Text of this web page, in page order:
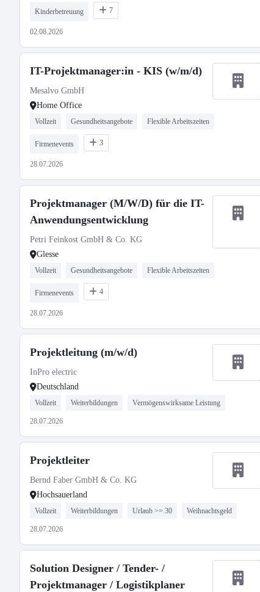
Kinderbetreuung 7
02.08.2026
IT-Projektmanager:in - KIS (w/m/d)
Mesalvo GmbH
Home Office
Vollzeit Gesundheitsangebote Flexible Arbeitszeiten
Firmenevents 3
28.07.2026
Projektmanager (M/W/D) für die IT-
Anwendungsentwicklung
Petri Feinkost GmbH & Co. KG
Glesse
Vollzeit Gesundheitsangebote Flexible Arbeitszeiten
Firmenevents 4
28.07.2026
Projektleitung (m/w/d)
InPro electric
Deutschland
Vollzeit Weiterbildungen Vermögenswirksame Leistung
28.07.2026
Projektleiter
Bernd Faber GmbH & Co. KG
Hochsauerland
Vollzeit Weiterbildungen Urlaub >= 30 Weihnachtsgeld
28.07.2026
Solution Designer / Tender- /
Projektmanager / Logistikplaner